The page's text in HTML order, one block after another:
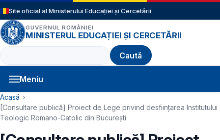
Sari la conținutul principal
Site oficial al Ministerului Educației și Cercetării
GUVERNUL ROMÂNIEI
MINISTERUL EDUCAȚIEI ȘI CERCETĂRII
Caută
Meniu
Navigație principală
Cale de navigare
Acasă
[Consultare publică] Proiect de Lege privind desființarea Institutului
Teologic Romano-Catolic din București